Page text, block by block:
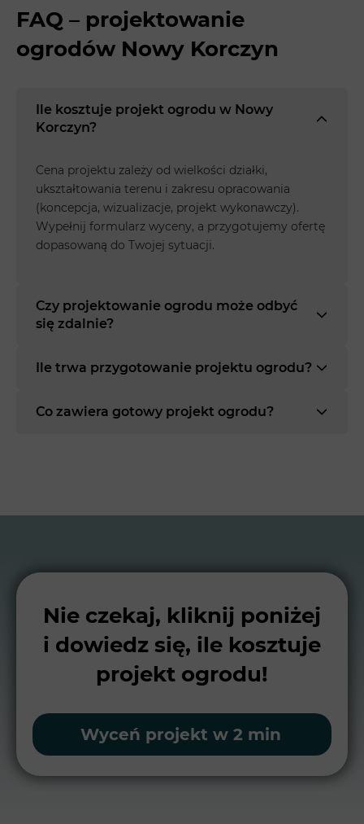
FAQ – projektowanie
ogrodów Nowy Korczyn
Ile kosztuje projekt ogrodu w Nowy
Korczyn?
Cena projektu zależy od wielkości działki,
ukształtowania terenu i zakresu opracowania
(koncepcja, wizualizacje, projekt wykonawczy).
Wypełnij formularz wyceny, a przygotujemy ofertę
dopasowaną do Twojej sytuacji.
Czy projektowanie ogrodu może odbyć
się zdalnie?
Ile trwa przygotowanie projektu ogrodu?
Co zawiera gotowy projekt ogrodu?
Nie czekaj, kliknij poniżej
i dowiedz się, ile kosztuje
projekt ogrodu!
Wyceń projekt w 2 min